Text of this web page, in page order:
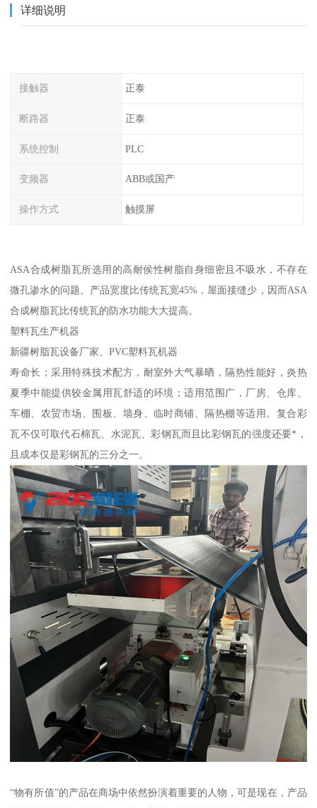
详细说明
接触器 正泰
断路器 正泰
系统控制 PLC
变频器 ABB或国产
操作方式 触摸屏
ASA合成树脂瓦所选用的高耐侯性树脂自身细密且不吸水，不存在
微孔渗水的问题。产品宽度比传统瓦宽45%，屋面接缝少，因而ASA
合成树脂瓦比传统瓦的防水功能大大提高。
塑料瓦生产机器
新疆树脂瓦设备厂家、PVC塑料瓦机器
寿命长；采用特殊技术配方，耐室外大气暴晒，隔热性能好，炎热
夏季中能提供较金属用瓦舒适的环境；适用范围广，厂房、仓库、
车棚、农贸市场、围板、墙身、临时商铺、隔热棚等适用。复合彩
瓦不仅可取代石棉瓦、水泥瓦、彩钢瓦而且比彩钢瓦的强度还要*，
且成本仅是彩钢瓦的三分之一。
“物有所值”的产品在商场中依然扮演着重要的人物，可是现在，产品